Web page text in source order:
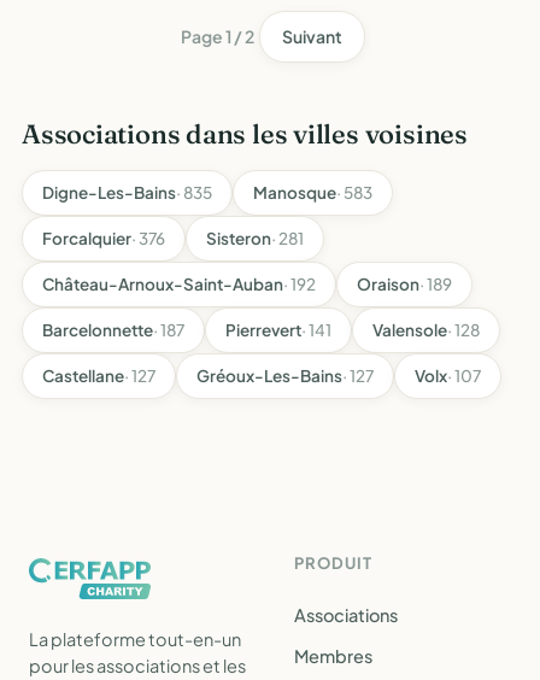
Page 1 / 2 Suivant
Associations dans les villes voisines
Digne-Les-Bains· 835 Manosque· 583
Forcalquier· 376 Sisteron· 281
Château-Arnoux-Saint-Auban· 192 Oraison· 189
Barcelonnette· 187 Pierrevert· 141 Valensole· 128
Castellane· 127 Gréoux-Les-Bains· 127 Volx· 107
La plateforme tout-en-un
pour les associations et les
PRODUIT
Associations
Membres